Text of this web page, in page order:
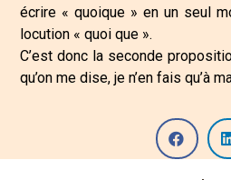
écrire « quoique » en un seul
locution « quoi que ».
C’est donc la seconde
qu’on me dise, je n’en fais qu’à